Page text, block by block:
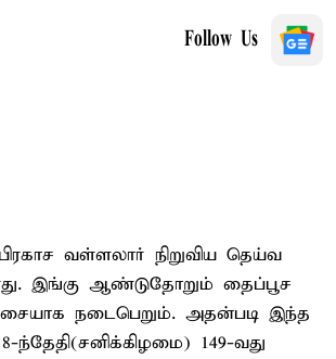
Follow Us
வள்ளலார் நிறுவிய தெய்வ
இங்கு ஆண்டுதோறும் தைப்பூச
நடைபெறும். அதன்படி இந்த
ந்தேதி(சனிக்கிழமை) 149-வது